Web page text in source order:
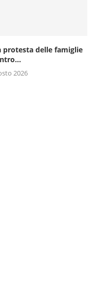
protesta delle famiglie
2026